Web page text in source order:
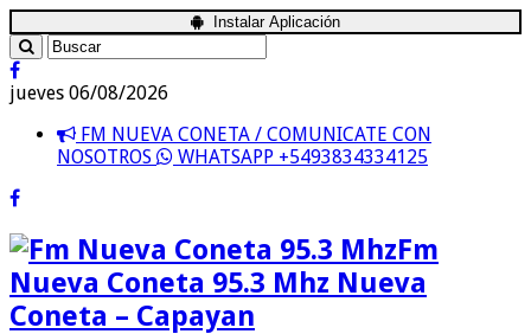
Instalar Aplicación
jueves 06/08/2026
FM NUEVA CONETA / COMUNICATE CON
NOSOTROS
WHATSAPP +5493834334125
Fm
Nueva Coneta 95.3 Mhz Nueva
Coneta – Capayan